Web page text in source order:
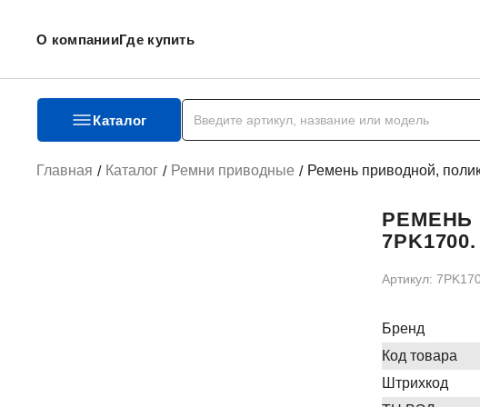
О компанииГде купить
Каталог
Главная Каталог Ремни приводные Ремень приводной,
РЕМЕНЬ
Артикул:
Бренд
Код товара
Штрихкод